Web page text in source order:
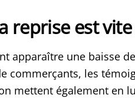
reprise est
apparaître une baisse
commerçants, les
mettent également en